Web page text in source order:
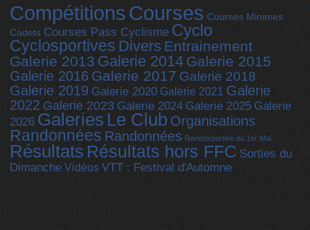
CompétitionsCourses Courses Minimes
Cadets Courses Pass Cyclisme Cyclo
Cyclosportives Divers Entrainement
Galerie 2013 Galerie 2014 Galerie 2015
Galerie 2016 Galerie 2017 Galerie 2018
Galerie 2019 Galerie 2020 Galerie 2021 Galerie
2022 Galerie 2023 Galerie 2024 Galerie 2025 Galerie
2026 Galeries Le Club Organisations
Randonnées Randonnées Randosportive du 1er Mai
Résultats Résultats hors FFC Sorties du
Dimanche Vidéos VTT : Festival d'Automne